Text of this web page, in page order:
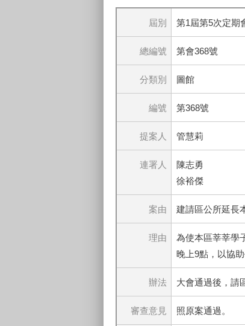
屆別 第1屆第5次定期
總編號 第會368號
分類別 圖館
編號 第368號
提案人 管慧莉
連署人
陳志勇
徐裕傑
案由 建請區公所延長
理由
為使本區莘莘學
晚上9點，以協
辦法 大會通過後，請
審查意見 照原案通過。